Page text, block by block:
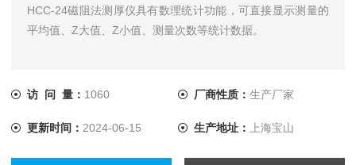
HCC-24磁阻法测厚仪具有数理统计功能，可直接显示测量的
平均值、Z大值、Z小值、测量次数等统计数据。
访 问 量： 1060 厂商性质： 生产厂家
更新时间： 2024-06-15 生产地址： 上海宝山